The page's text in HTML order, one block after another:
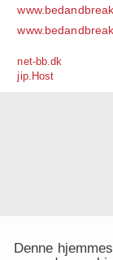
net-bb.dk
jip.Host
Denne